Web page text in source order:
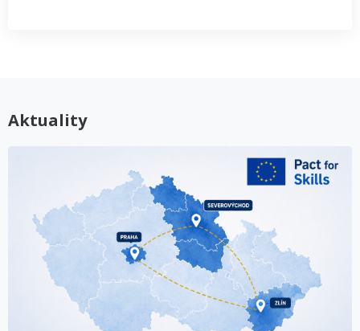
Aktuality